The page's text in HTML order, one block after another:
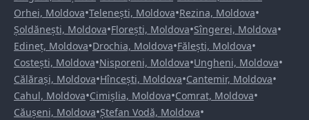
Orhei, Moldova•Telenești, Moldova•Rezina, Moldova•
Șoldănești, Moldova•Florești, Moldova•Sîngerei, Moldova•
Edineț, Moldova•Drochia, Moldova•Fălești, Moldova•
Costești, Moldova•Nisporeni, Moldova•Ungheni, Moldova•
Călărași, Moldova•Hîncești, Moldova•Cantemir, Moldova•
Cahul, Moldova•Cimișlia, Moldova•Comrat, Moldova•
Căușeni, Moldova•Ștefan Vodă, Moldova•